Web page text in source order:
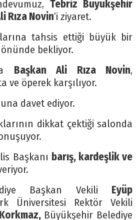
Tebriz Büyükşehir
Rıza Novin’i ziyaret.
tahsis ettiği büyük bir
bekliyor.
Başkan Ali Rıza Novin,
ve öperek karşılıyor.
davet ediyor.
dikkat çektiği salonda
Başkanı barış, kardeşlik ve
Başkan Vekili Eyüp
Üniversitesi Rektör Vekili
Büyükşehir Belediye